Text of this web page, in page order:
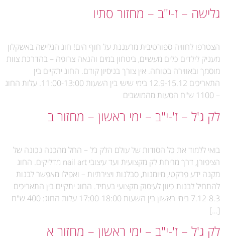
גלישה – ז-י"ב – מחזור סתיו
הצטרפו לחוויה ספורטיבית מרעננת על חוף הים! חוג הגלישה באשקלון
מעניק לילדים כלים מעשיים, ביטחון במים והנאה צרופה – בהדרכת צוות
מוסמך ובאווירה בטוחה. אין צורך בניסיון קודם. החוג יתקיים בין
התאריכים 12.9-15.12 בימי שישי בין השעות 11:00-13:00. עלות החוג
– 1100 ש"ח הסעות מהמושבים
לק ג'ל – ז'-י"ב – ימי ראשון – מחזור ב
בואי ללמוד את כל הסודות של עולם הלק ג’ל – החל מהכנה נכונה של
הציפורן, דרך מריחת לק מקצועית ועד עיצובי nail art מדליקים. החוג
מקנה ידע פרקטי, מיומנות, סבלנות ויצירתיות – ואפילו מאפשר לבנות
להתחיל לבנות כיוון לעיסוק מקצועי בעתיד. החוג יתקיים בין התאריכים
7.12-8.3 בימי ראשון בין השעות 17:00-18:00 עלות החוג: 400 ש"ח
[…]
לק ג'ל – ז'-י"ב – ימי ראשון – מחזור א